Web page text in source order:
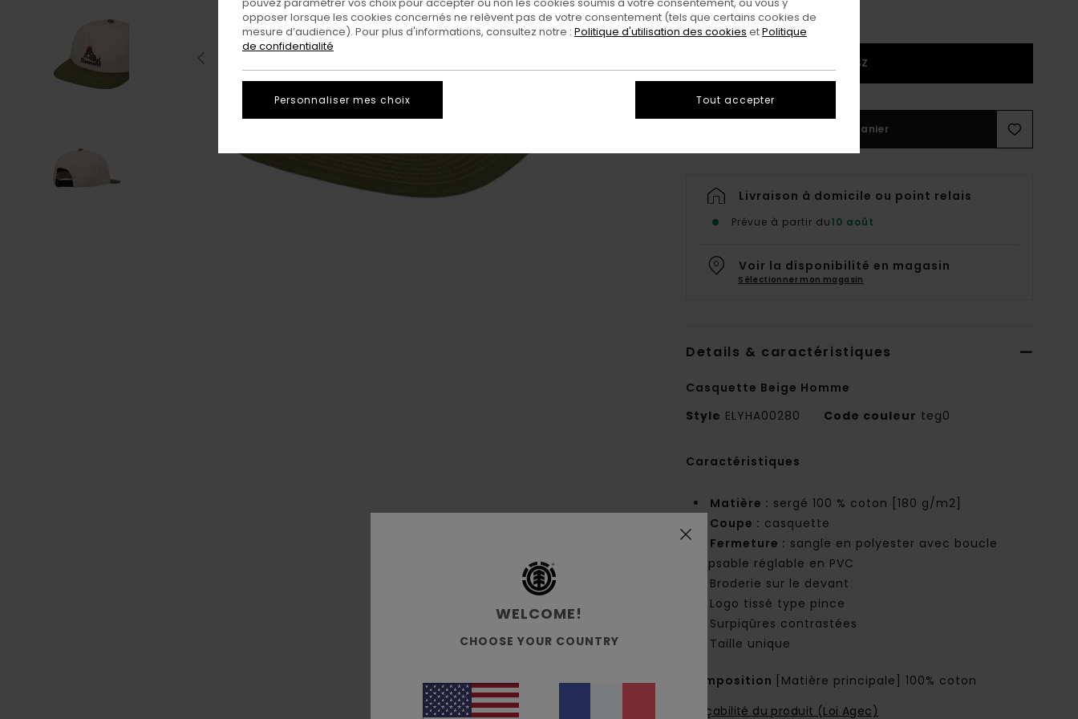
1SZ
Ajouter au panier
Livraison à domicile ou point relais
Prévue à partir du10 août
Voir la disponibilité en magasin
Sélectionner mon magasin
Details & caractéristiques
Casquette Beige Homme
Style ELYHA00280 Code couleur teg0
Caractéristiques
Matière : sergé 100 % coton [180 g/m2]
Coupe : casquette
Fermeture : sangle en polyester avec boucle
clipsable réglable en PVC
Broderie sur le devant
Logo tissé type pince
Surpiqûres contrastées
Taille unique
Composition
[Matière principale] 100% coton
Traçabilité du produit (Loi Agec)
WELCOME!
CHOOSE YOUR COUNTRY
opposer lorsque les cookies concernés ne relèvent pas de votre consentement (tels que certains cookies de
mesure d’audience). Pour plus d'informations, consultez notre : Politique d'utilisation des cookies etPolitique
de confidentialité
Personnaliser mes choix Tout accepter